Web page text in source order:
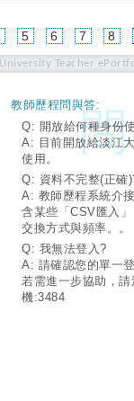
5 6 7 8
Teacher
教師歷程問與答:
Q: 開放給何種身份
A: 目前開放給淡江
使用。
Q: 資料不完整(正確
A: 教師歷程系統介
含某些「CSV匯入
交換方式與頻率。。
Q: 我無法登入?
A: 請確認您的單一
若需進一步協助，
機:3484